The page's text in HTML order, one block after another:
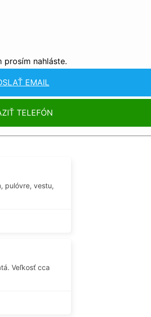
nahláste.
EMAIL
TELEFÓN
pulóvre, vestu,
Veľkosť cca